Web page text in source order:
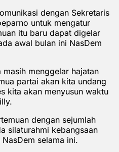
dengan Sekretaris
untuk mengatur
itu baru dapat digelar
awal bulan ini NasDem
menggelar hajatan
partai akan kita undang
kita akan menyusun waktu
dengan sejumlah
silaturahmi kebangsaan
selama ini.